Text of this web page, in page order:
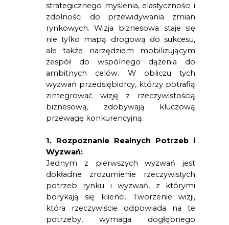
strategicznego myślenia, elastyczności i
zdolności do przewidywania zmian
rynkowych. Wizja biznesowa staje się
nie tylko mapą drogową do sukcesu,
ale także narzędziem mobilizującym
zespół do wspólnego dążenia do
ambitnych celów. W obliczu tych
wyzwań przedsiębiorcy, którzy potrafią
zintegrować wizję z rzeczywistością
biznesową, zdobywają kluczową
przewagę konkurencyjną.
1. Rozpoznanie Realnych Potrzeb i
Wyzwań:
Jednym z pierwszych wyzwań jest
dokładne zrozumienie rzeczywistych
potrzeb rynku i wyzwań, z którymi
borykają się klienci. Tworzenie wizji,
która rzeczywiście odpowiada na te
potrzeby, wymaga dogłębnego